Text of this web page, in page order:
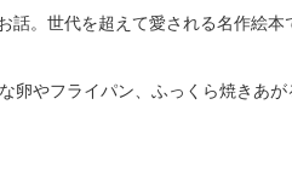
。世代を超えて愛される名作絵本
卵やフライパン、ふっくら焼きあ